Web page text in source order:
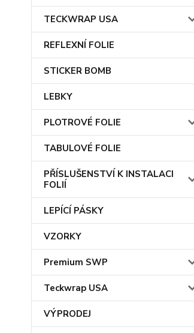
TECKWRAP USA
REFLEXNÍ FOLIE
STICKER BOMB
LEBKY
PLOTROVÉ FOLIE
TABULOVÉ FOLIE
PŘÍSLUŠENSTVÍ K INSTALACI
FOLIÍ
LEPÍCÍ PÁSKY
VZORKY
Premium SWP
Teckwrap USA
VÝPRODEJ